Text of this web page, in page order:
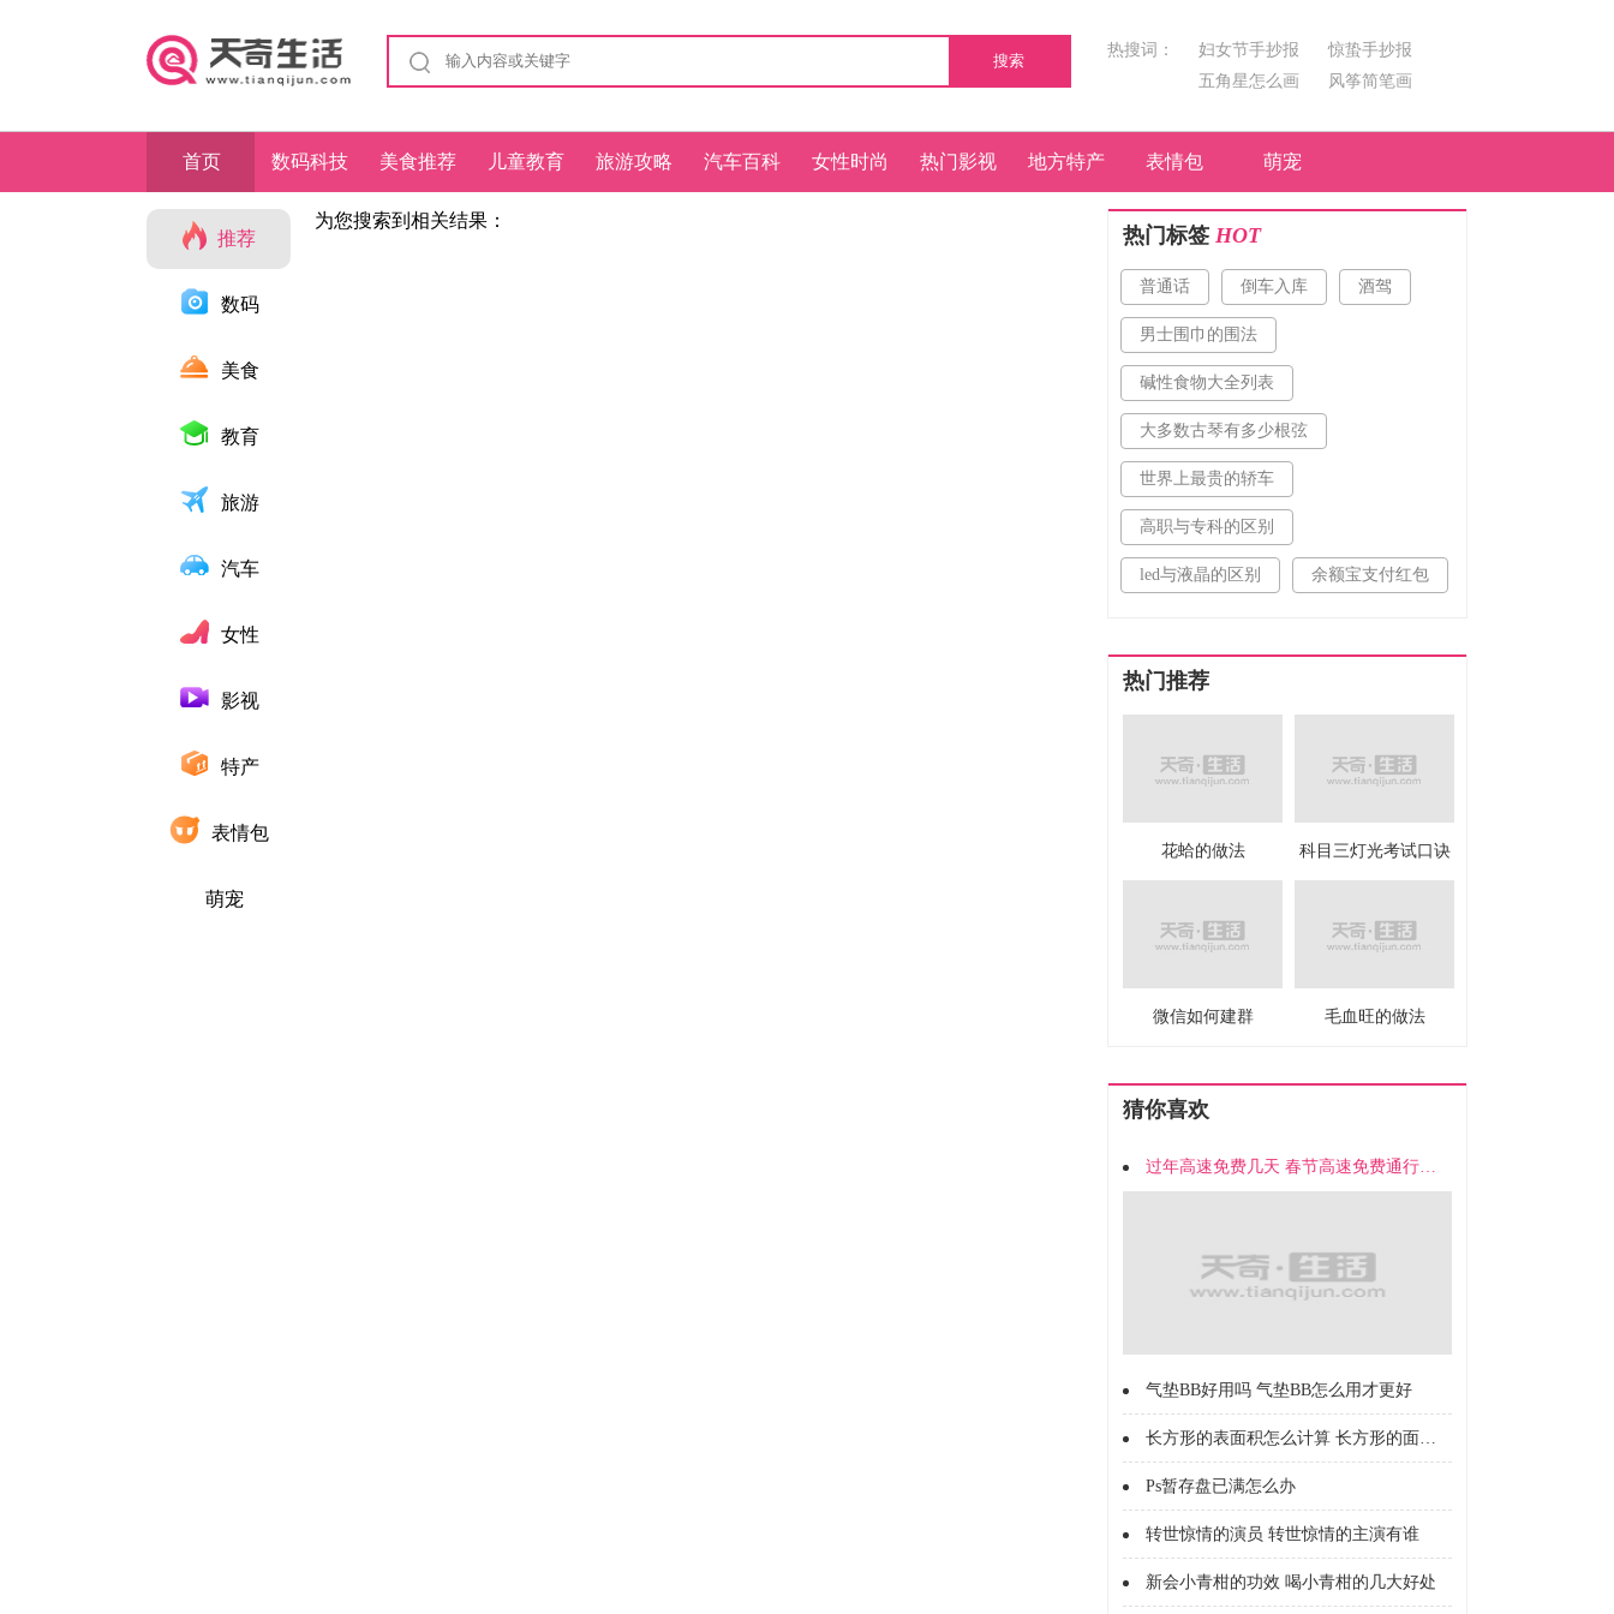
搜索
热搜词： 妇女节手抄报
惊蛰手抄报
五角星怎么画
风筝简笔画
首页 数码科技 美食推荐 儿童教育 旅游攻略 汽车百科 女性时尚 热门影视 地方特产 表情包 萌宠
推荐
数码
美食
教育
旅游
汽车
女性
影视
特产
表情包
萌宠
为您搜索到相关结果：
热门标签 HOT
普通话 倒车入库 酒驾
男士围巾的围法
碱性食物大全列表
大多数古琴有多少根弦
世界上最贵的轿车
高职与专科的区别
led与液晶的区别 余额宝支付红包
热门推荐
花蛤的做法 科目三灯光考试口诀
微信如何建群 毛血旺的做法
猜你喜欢
过年高速免费几天 春节高速免费通行时间
气垫BB好用吗 气垫BB怎么用才更好
长方形的表面积怎么计算 长方形的面积怎么计算的
Ps暂存盘已满怎么办
转世惊情的演员 转世惊情的主演有谁
新会小青柑的功效 喝小青柑的几大好处